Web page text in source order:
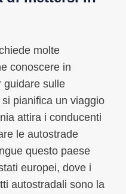
molte
conoscere in
guidare sulle
pianifica un viaggio
attira i conducenti
le autostrade
questo paese
europei, dove i
autostradali sono la